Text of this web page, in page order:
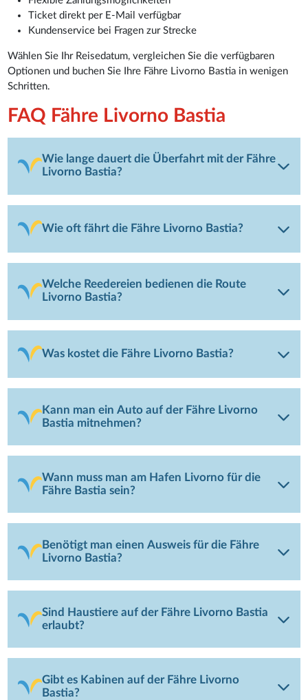
Ticket direkt per E-Mail verfügbar
Kundenservice bei Fragen zur Strecke
Wählen Sie Ihr Reisedatum, vergleichen Sie die verfügbaren
Optionen und buchen Sie Ihre Fähre Livorno Bastia in wenigen
Schritten.
FAQ Fähre Livorno Bastia
Wie lange dauert die Überfahrt mit der Fähre
Livorno Bastia?
Wie oft fährt die Fähre Livorno Bastia?
Welche Reedereien bedienen die Route
Livorno Bastia?
Was kostet die Fähre Livorno Bastia?
Kann man ein Auto auf der Fähre Livorno
Bastia mitnehmen?
Wann muss man am Hafen Livorno für die
Fähre Bastia sein?
Benötigt man einen Ausweis für die Fähre
Livorno Bastia?
Sind Haustiere auf der Fähre Livorno Bastia
erlaubt?
Gibt es Kabinen auf der Fähre Livorno
Bastia?